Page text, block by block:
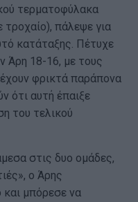
τερματοφύλακα
πάλεψε για
κατάταξης. Πέτυχε
Άρη 18-16, με τους
φρικτά παράπονα
ότι αυτή έπαιξε
του τελικού
στις δυο ομάδες,
ο Άρης
μπόρεσε να